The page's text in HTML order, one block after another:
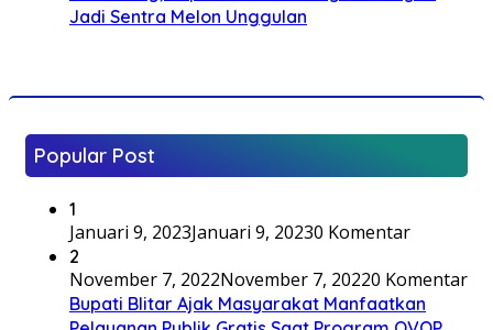
Jadi Sentra Melon Unggulan
Popular Post
1
Januari 9, 2023Januari 9, 20230 Komentar
2
November 7, 2022November 7, 20220 Komentar
Bupati Blitar Ajak Masyarakat Manfaatkan